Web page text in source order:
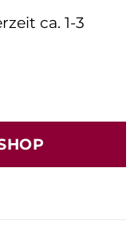
ca. 1-3